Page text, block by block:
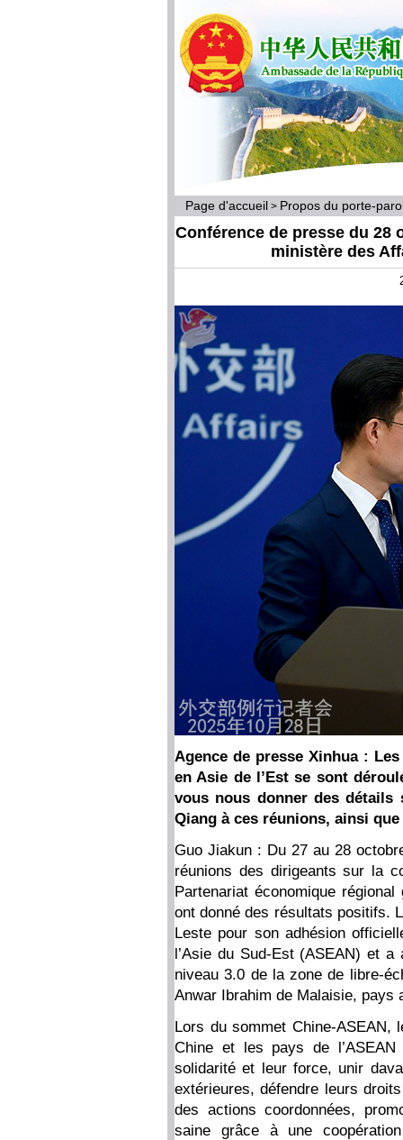
Page d'accueil > Propos du porte-
Conférence de presse du 28
ministère des
Agence de presse Xinhua :
en Asie de l’Est se sont
vous nous donner des
Qiang à ces réunions, ainsi
Guo Jiakun : Du 27 au 28
réunions des dirigeants sur la
Partenariat économique
ont donné des résultats positifs.
Leste pour son adhésion
l’Asie du Sud-Est (ASEAN) et
niveau 3.0 de la zone de libre-
Anwar Ibrahim de Malaisie, pays
Lors du sommet Chine-
Chine et les pays de
solidarité et leur force, unir
extérieures, défendre leurs
des actions coordonnées,
saine grâce à une